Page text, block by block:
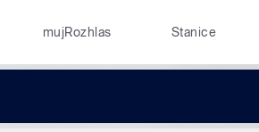
mujRozhlas Stanice